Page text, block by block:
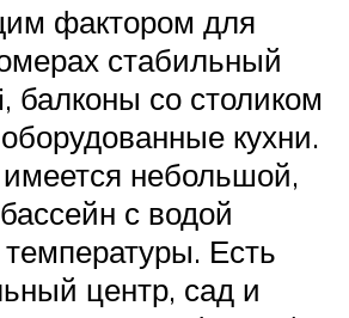
фактором для
стабильный
балконы со столиком
кухни.
небольшой,
с водой
Есть
центр, сад и